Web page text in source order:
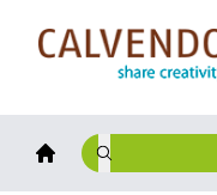
Calvendo